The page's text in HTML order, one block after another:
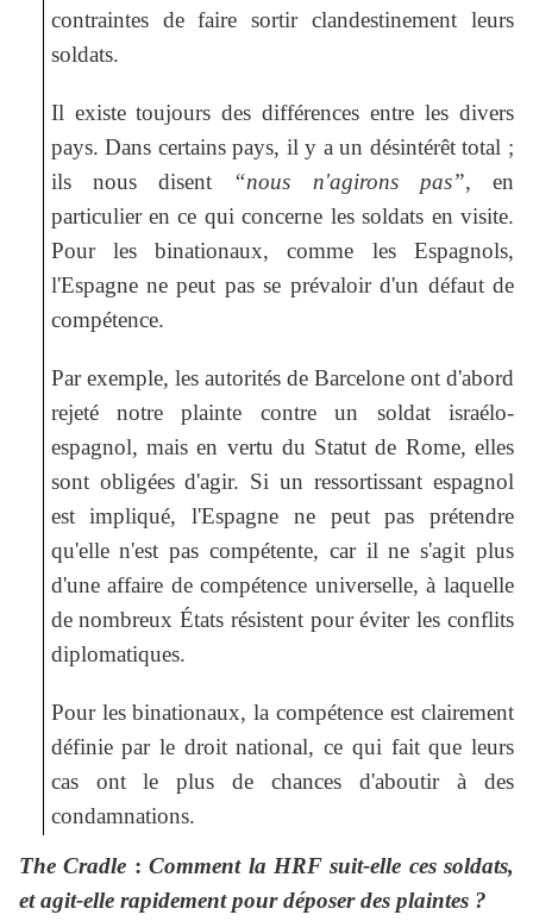
contraintes de faire sortir clandestinement leurs
soldats.
Il existe toujours des différences entre les divers
pays. Dans certains pays, il y a un désintérêt total ;
ils nous disent “nous n'agirons pas”, en
particulier en ce qui concerne les soldats en visite.
Pour les binationaux, comme les Espagnols,
l'Espagne ne peut pas se prévaloir d'un défaut de
compétence.
Par exemple, les autorités de Barcelone ont d'abord
rejeté notre plainte contre un soldat israélo-
espagnol, mais en vertu du Statut de Rome, elles
sont obligées d'agir. Si un ressortissant espagnol
est impliqué, l'Espagne ne peut pas prétendre
qu'elle n'est pas compétente, car il ne s'agit plus
d'une affaire de compétence universelle, à laquelle
de nombreux États résistent pour éviter les conflits
diplomatiques.
Pour les binationaux, la compétence est clairement
définie par le droit national, ce qui fait que leurs
cas ont le plus de chances d'aboutir à des
condamnations.
The Cradle :Comment la HRF suit-elle ces soldats,
et agit-elle rapidement pour déposer des plaintes ?